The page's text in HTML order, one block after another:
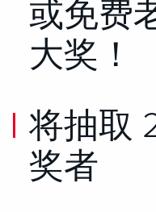
或免费
大奖！
将抽取
奖者